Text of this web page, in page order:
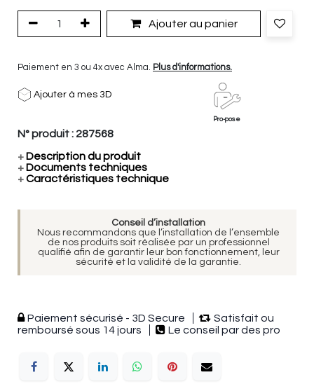
Ajouter au panier
Paiement en 3 ou 4x avec Alma. Plus d'informations.
Ajouter à mes 3D
Pro-pose
N° produit : 287568
+ Description du produit
+ Documents techniques
+Caractéristiques technique
Conseil d’installation
Nous recommandons que l’installation de l’ensemble
de nos produits soit réalisée par un professionnel
qualifié afin de garantir leur bon fonctionnement, leur
sécurité et la validité de la garantie.
Paiement sécurisé - 3D Secure
Satisfait ou
remboursé sous 14 jours
Le conseil par des pro